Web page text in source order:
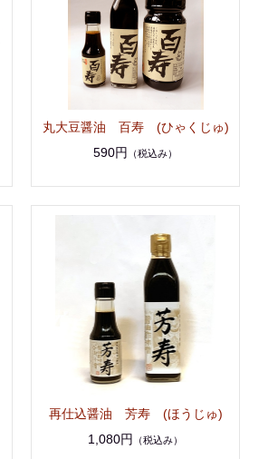
丸大豆醤油 百寿 (ひゃくじゅ)
590円
（税込み）
再仕込醤油 芳寿 (ほうじゅ)
1,080円
（税込み）